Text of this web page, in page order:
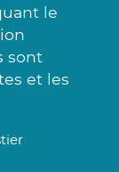
le
sont
et les